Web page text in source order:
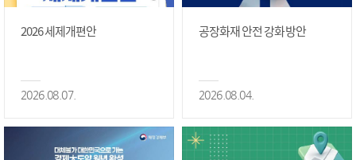
2026 세제개편안
2026.08.07.
공장화재 안전 강화 방안
2026.08.04.